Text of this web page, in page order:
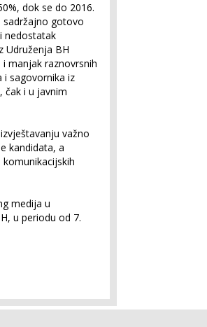
dok se do 2016.
sadržajno gotovo
nedostatak
Udruženja BH
manjak raznovrsnih
sagovornika iz
čak i u javnim
važno
kandidata, a
medija u
u periodu od 7.